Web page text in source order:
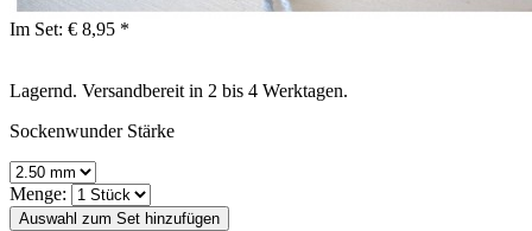
Im Set: € 8,95 *
Lagernd. Versandbereit in 2 bis 4 Werktagen.
Sockenwunder Stärke
Menge: